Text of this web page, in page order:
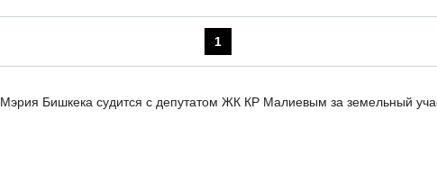
1
Мэрия Бишкека судится с депутатом ЖК КР Малиевым за земельный